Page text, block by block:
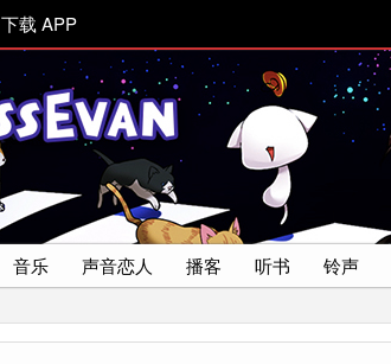
下载 APP
音乐 声音恋人 播客 听书 铃声